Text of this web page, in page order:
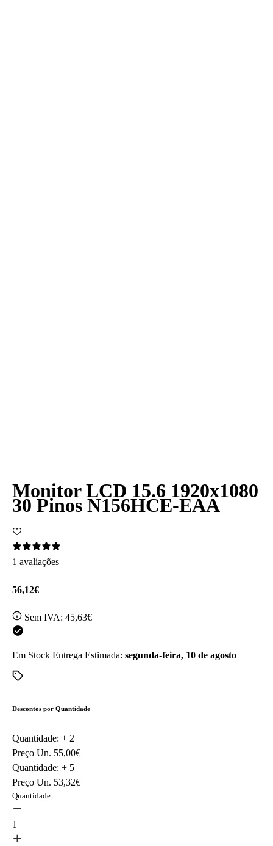
Monitor LCD 15.6 1920x1080
30 Pinos N156HCE-EAA
1 avaliações
56,12€
Sem IVA: 45,63€
Em Stock Entrega Estimada: segunda-feira, 10 de agosto
Descontos por Quantidade
Quantidade: + 2
Preço Un. 55,00€
Quantidade: + 5
Preço Un. 53,32€
Quantidade:
1